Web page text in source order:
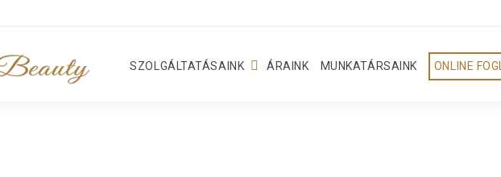
SZOLGÁLTATÁSAINK ÁRAINK MUNKATÁRSAINK ONLINE